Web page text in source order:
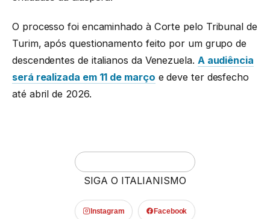
O processo foi encaminhado à Corte pelo Tribunal de
Turim, após questionamento feito por um grupo de
descendentes de italianos da Venezuela. A audiência
será realizada em 11 de março e deve ter desfecho
até abril de 2026.
SIGA O ITALIANISMO
Instagram Facebook